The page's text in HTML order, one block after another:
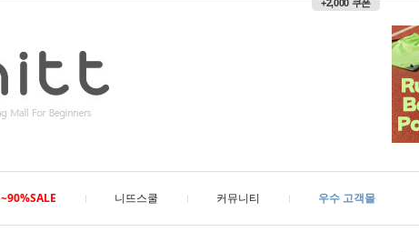
~90%SALE 니뜨스쿨 커뮤니티 우수 고객몰